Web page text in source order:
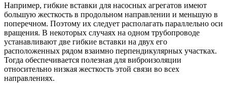
Например, гибкие вставки для насосных агрегатов имеют
большую жесткость в продольном направлении и меньшую в
поперечном. Поэтому их следует располагать параллельно оси
вращения. В некоторых случаях на одном трубопроводе
устанавливают две гибкие вставки на двух его
расположенных рядом взаимно перпендикулярных участках.
Тогда обеспечивается полезная для виброизоляции
относительно низкая жесткость этой связи во всех
направлениях.